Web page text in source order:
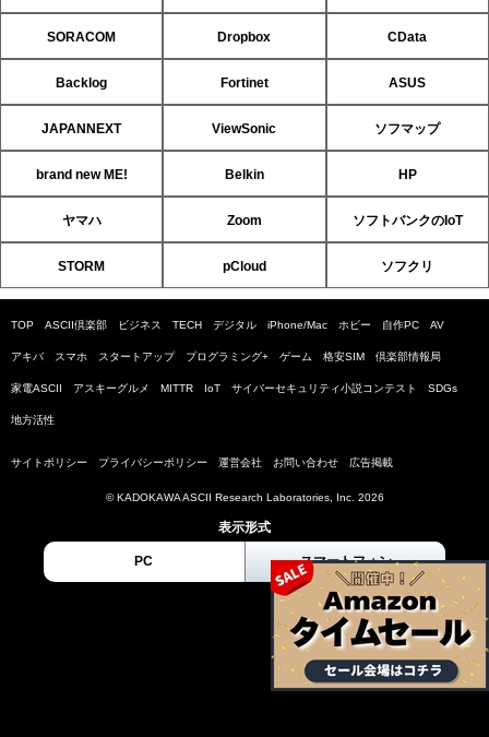
SORACOM Dropbox CData
Backlog Fortinet ASUS
JAPANNEXT ViewSonic ソフマップ
brand new ME! Belkin HP
ヤマハ Zoom ソフトバンクのIoT
STORM pCloud ソフクリ
TOP ASCII倶楽部 ビジネス TECH デジタル iPhone/Mac ホビー 自作PC AV
アキバ スマホ スタートアップ プログラミング+ ゲーム 格安SIM 倶楽部情報局
家電ASCII アスキーグルメ MITTR IoT サイバーセキュリティ小説コンテスト SDGs
地方活性
サイトポリシー プライバシーポリシー 運営会社 お問い合わせ 広告掲載
© KADOKAWA ASCII Research Laboratories, Inc. 2026
表示形式
PC スマートフォン